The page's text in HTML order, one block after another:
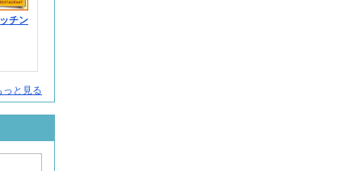
チン
と見る